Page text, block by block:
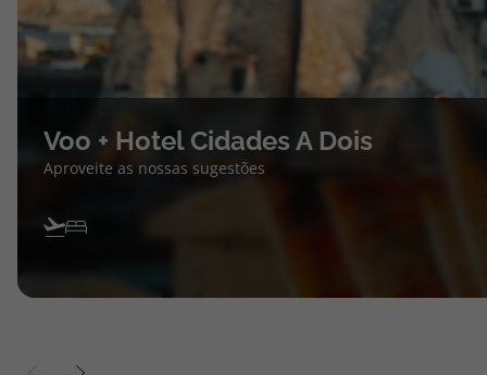
Voo + Hotel Cidades A Dois
Aproveite as nossas sugestões